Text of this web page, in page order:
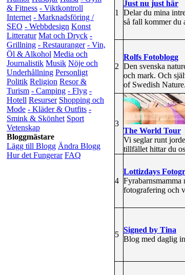
& Fitness - Viktkontroll
Internet - Marknadsföring /
SEO - Webbdesign Konst
Litteratur Mat och Dryck -
Grillning - Restauranger - Vin,
Öl & Alkohol Media och
Journalistik Musik Nöje och
Underhållning Personligt
Politik Religion Resor &
Turism - Camping - Flyg -
Hotell Resurser Shopping och
Mode - Kläder & Outfits -
Smink & Skönhet Sport
Vetenskap
Bloggmästare
Lägg till Blogg Ändra Blogg
Hur det Fungerar FAQ
1
Just nu just här
Delar du mina
så fall kommer du
2
Rolfs Fotoblogg
Den svenska
och mark. Och
of Swedish Nature.
3
The World Tour
Vi seglar runt
tillfället hittar du
4
Lottizdays
fotografering och
5
Signed by Tina
Blog med daglig